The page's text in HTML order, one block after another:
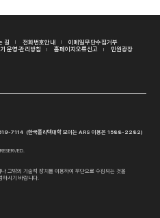
길 전화번호안내 이메일무단수집거부
운영·관리방침 홈페이지오류신고 민원광장
7114 (한국폴리텍대학 보이는 ARS 이용은 1588-2282)
그밖의 기술적 장치를 이용하여 무단으로 수집되는 것을
하시기 바랍니다.